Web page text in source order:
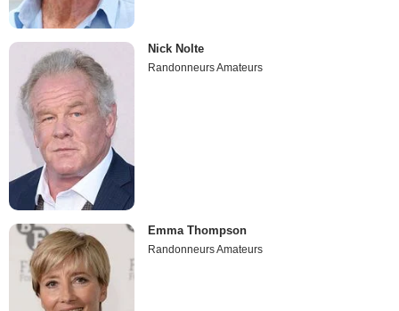
Nick Nolte
Randonneurs Amateurs
Emma Thompson
Randonneurs Amateurs